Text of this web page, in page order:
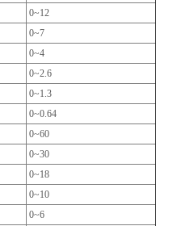
0~12
0~7
0~4
0~2.6
0~1.3
0~0.64
0~60
0~30
0~18
0~10
0~6